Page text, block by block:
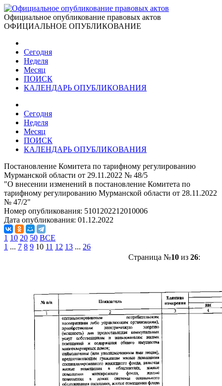
Официальное опубликование правовых актов
ОФИЦИАЛЬНОЕ ОПУБЛИКОВАНИЕ
Сегодня
Неделя
Месяц
ПОИСК
КАЛЕНДАРЬ ОПУБЛИКОВАНИЯ
Сегодня
Неделя
Месяц
ПОИСК
КАЛЕНДАРЬ ОПУБЛИКОВАНИЯ
Постановление Комитета по тарифному регулированию
Мурманской области от 29.11.2022 № 48/5
"О внесении изменений в постановление Комитета по
тарифному регулированию Мурманской области от 28.11.2022
№ 47/2"
Номер опубликования: 5101202212010006
Дата опубликования: 01.12.2022
1 10 20 50 ВСЕ
1 ... 7 8 9 10 11 12 13 ... 26
Страница №10из 26: